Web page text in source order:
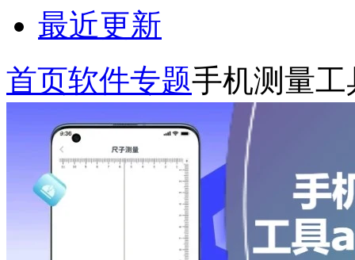
最近更新
首页软件专题手机测量工